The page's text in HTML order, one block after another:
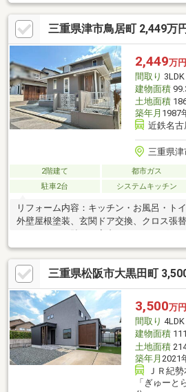
三重県津市鳥居町 2,449万
2,449万円
間取り 3LDK
建物面積
土地面積
築年月 1987
近鉄名古
三重県
2階建て 都市ガス
駐車2台
システムキッチン
リフォーム内容：キッチン・お風呂・ト
外壁屋根塗装、玄関ドア交換、クロス張
え、白蟻点検、給湯器交換、建具交換
三重県松阪市大黒田町
3,500万円
間取り 4LDK
建物面積
土地面積
築年月 2021
ＪＲ紀
「ぎゅーと